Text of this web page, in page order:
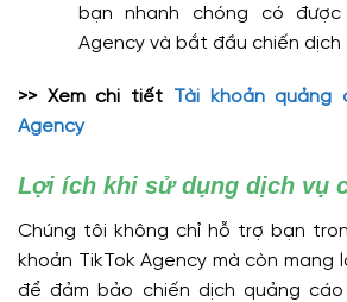
bạn nhanh chóng có
Agency và bắt đầu chiến dịch
>> Xem chi tiết Tài khoản quảng
Agency
Lợi ích khi sử dụng dịch vụ
Chúng tôi không chỉ hỗ trợ bạn
khoản TikTok Agency mà còn mang
để đảm bảo chiến dịch quảng